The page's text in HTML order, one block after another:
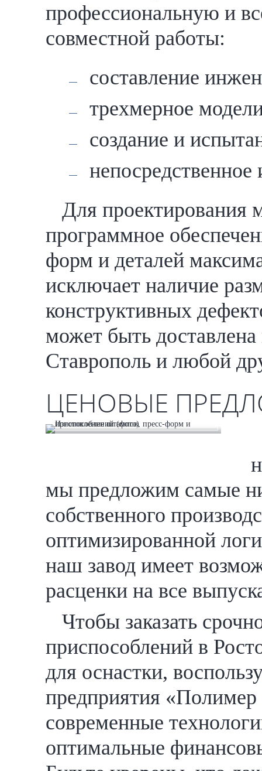
профессиональную и
совместной работы:
составление
трехмерное
создание и
непосредственное
Для проектирования
программное
форм и деталей
исключает наличие
конструктивных
может быть
Ставрополь и любой
ЦЕНОВЫЕ
мы предложим самые
собственного
оптимизированной
наш завод имеет
расценки на все
Чтобы заказать
приспособлений в
для оснастки,
предприятия
современные
оптимальные